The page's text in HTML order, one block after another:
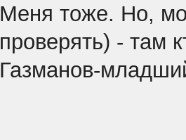
Меня тоже. Но,
проверять) - там
Газманов-